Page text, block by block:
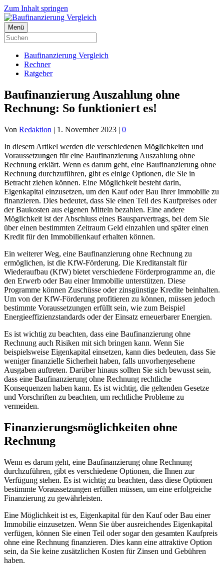
Zum Inhalt springen
Menü
Baufinanzierung Vergleich
Rechner
Ratgeber
Baufinanzierung Auszahlung ohne
Rechnung: So funktioniert es!
Von Redaktion | 1. November 2023 | 0
In diesem Artikel werden die verschiedenen Möglichkeiten und
Voraussetzungen für eine Baufinanzierung Auszahlung ohne
Rechnung erklärt. Wenn es darum geht, eine Baufinanzierung ohne
Rechnung durchzuführen, gibt es einige Optionen, die Sie in
Betracht ziehen können. Eine Möglichkeit besteht darin,
Eigenkapital einzusetzen, um den Kauf oder Bau Ihrer Immobilie zu
finanzieren. Dies bedeutet, dass Sie einen Teil des Kaufpreises oder
der Baukosten aus eigenen Mitteln bezahlen. Eine andere
Möglichkeit ist der Abschluss eines Bausparvertrags, bei dem Sie
über einen bestimmten Zeitraum Geld einzahlen und später einen
Kredit für den Immobilienkauf erhalten können.
Ein weiterer Weg, eine Baufinanzierung ohne Rechnung zu
ermöglichen, ist die KfW-Förderung. Die Kreditanstalt für
Wiederaufbau (KfW) bietet verschiedene Förderprogramme an, die
den Erwerb oder Bau einer Immobilie unterstützen. Diese
Programme können Zuschüsse oder zinsgünstige Kredite beinhalten.
Um von der KfW-Förderung profitieren zu können, müssen jedoch
bestimmte Voraussetzungen erfüllt sein, wie zum Beispiel
Energieeffizienzstandards oder der Einsatz erneuerbarer Energien.
Es ist wichtig zu beachten, dass eine Baufinanzierung ohne
Rechnung auch Risiken mit sich bringen kann. Wenn Sie
beispielsweise Eigenkapital einsetzen, kann dies bedeuten, dass Sie
weniger finanzielle Sicherheit haben, falls unvorhergesehene
Ausgaben auftreten. Darüber hinaus sollten Sie sich bewusst sein,
dass eine Baufinanzierung ohne Rechnung rechtliche
Konsequenzen haben kann. Es ist wichtig, die geltenden Gesetze
und Vorschriften zu beachten, um rechtliche Probleme zu
vermeiden.
Finanzierungsmöglichkeiten ohne
Rechnung
Wenn es darum geht, eine Baufinanzierung ohne Rechnung
durchzuführen, gibt es verschiedene Optionen, die Ihnen zur
Verfügung stehen. Es ist wichtig zu beachten, dass diese Optionen
bestimmte Voraussetzungen erfüllen müssen, um eine erfolgreiche
Finanzierung zu gewährleisten.
Eine Möglichkeit ist es, Eigenkapital für den Kauf oder Bau einer
Immobilie einzusetzen. Wenn Sie über ausreichendes Eigenkapital
verfügen, können Sie einen Teil oder sogar den gesamten Kaufpreis
ohne eine Rechnung finanzieren. Dies kann eine attraktive Option
sein, da Sie keine zusätzlichen Kosten für Zinsen und Gebühren
haben.